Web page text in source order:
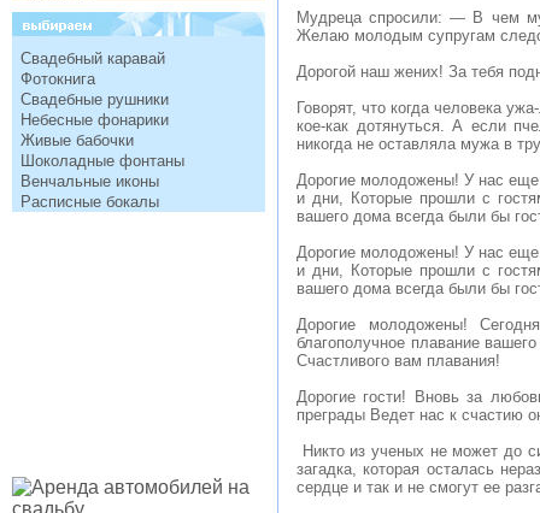
Свадебный каравай
Фотокнига
Свадебные рушники
Небесные фонарики
Живые бабочки
Шоколадные фонтаны
Венчальные иконы
Расписные бокалы
Мудреца спросили: — В чем
Желаю молодым супругам
Дорогой наш жених! За тебя
Говорят, что когда человека
кое-как дотянуться. А если
никогда не оставляла мужа в
Дорогие молодожены! У нас еще
и дни, Которые прошли с
вашего дома всегда были бы
Дорогие молодожены! У нас еще
и дни, Которые прошли с
вашего дома всегда были бы
Дорогие молодожены!
благополучное плавание
Счастливого вам плавания!
Дорогие гости! Вновь за
преграды Ведет нас к счастию
Никто из ученых не может до
загадка, которая осталась
сердце и так и не смогут ее